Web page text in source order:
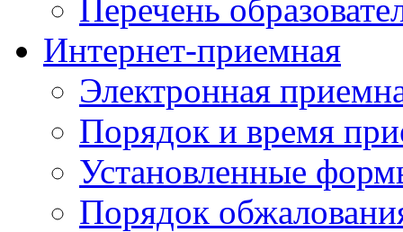
Перечень
Интернет-приемная
Электронная
Порядок и время
Установленные
Порядок